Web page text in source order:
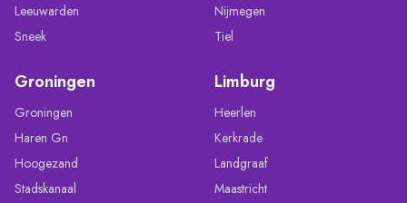
Leeuwarden
Sneek
Nijmegen
Tiel
Groningen
Groningen
Haren Gn
Hoogezand
Stadskanaal
Limburg
Heerlen
Kerkrade
Landgraaf
Maastricht